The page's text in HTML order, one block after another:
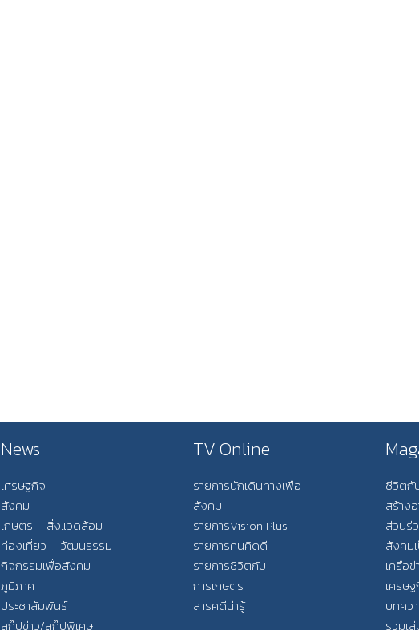
News
เศรษฐกิจ
สังคม
เกษตร – สิ่งแวดล้อม
ท่องเที่ยว – วัฒนธรรม
กิจกรรมเพื่อสังคม
ภูมิภาค
ประชาสัมพันธ์
สกู๊ปข่าว/สกู๊ปพิเศษ
TV Online
รายการนักเดินทางเพื่อ
สังคม
รายการVision Plus
รายการคนคิดดี
รายการชีวิตกับ
การเกษตร
สารคดีน่ารู้
ชีวิตกั
สร้าง
ส่วนร่
สังคม
เครือ
เศรษ
บทคว
รวมเ